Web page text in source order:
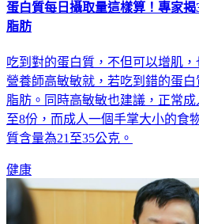
脂肪
營養師高敏敏就，若吃到錯的蛋
脂肪。同時高敏敏也建議，正常
至8份，而成人一個手掌大小的食
質含量為21至35公克。